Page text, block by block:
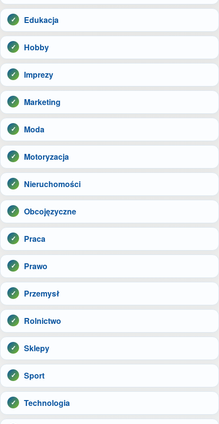
Edukacja
Hobby
Imprezy
Marketing
Moda
Motoryzacja
Nieruchomości
Obcojęzyczne
Praca
Prawo
Przemysł
Rolnictwo
Sklepy
Sport
Technologia